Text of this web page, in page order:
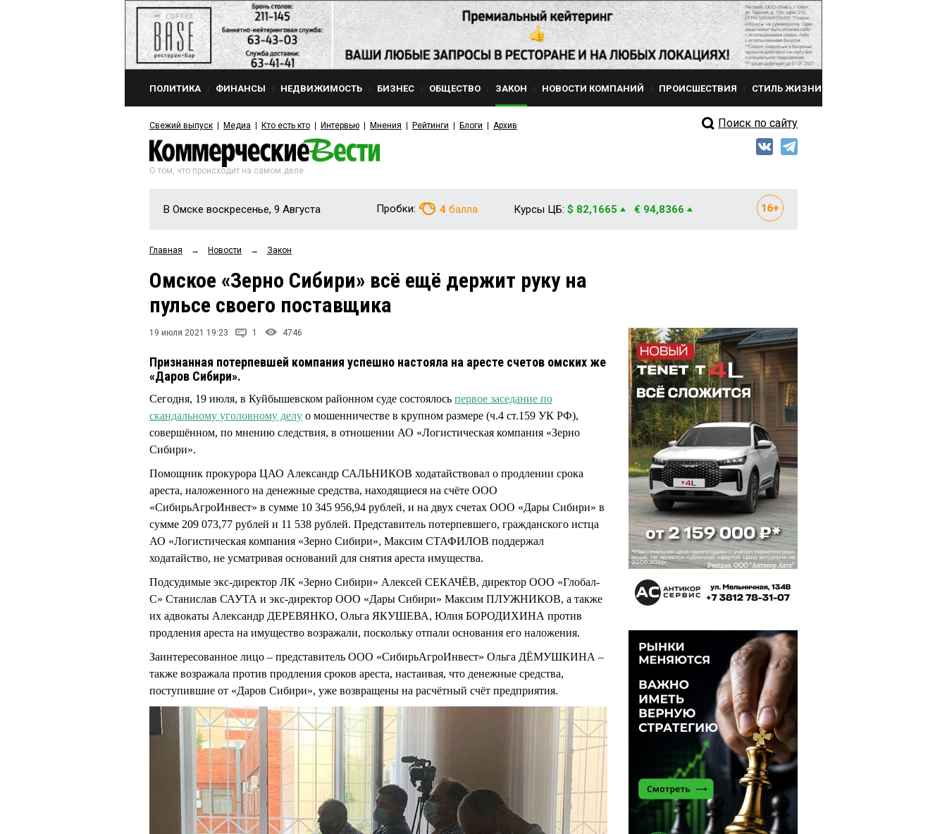
ПОЛИТИКА ФИНАНСЫ НЕДВИЖИМОСТЬ БИЗНЕС ОБЩЕСТВО ЗАКОН НОВОСТИ КОМПАНИЙ ПРОИСШЕСТВИЯ СТИЛЬ ЖИЗНИ
Свежий выпуск Медиа Кто есть кто Интервью Мнения Рейтинги Блоги Архив Поиск по сайту
О том, что происходит на самом деле
В Омске воскресенье, 9 Августа Пробки: 4 балла Курсы ЦБ: $ 82,1665 € 94,8366
Главная → Новости → Закон
Омское «Зерно Сибири» всё ещё держит руку на
пульсе своего поставщика
19 июля 2021 19:23 1 4746
Признанная потерпевшей компания успешно настояла на аресте счетов омских же
«Даров Сибири».
Сегодня, 19 июля, в Куйбышевском районном суде состоялось первое заседание по
скандальному уголовному делу о мошенничестве в крупном размере (ч.4 ст.159 УК РФ),
совершённом, по мнению следствия, в отношении АО «Логистическая компания «Зерно
Сибири».
Помощник прокурора ЦАО Александр САЛЬНИКОВ ходатайствовал о продлении срока
ареста, наложенного на денежные средства, находящиеся на счёте ООО
«СибирьАгроИнвест» в сумме 10 345 956,94 рублей, и на двух счетах ООО «Дары Сибири» в
сумме 209 073,77 рублей и 11 538 рублей. Представитель потерпевшего, гражданского истца
АО «Логистическая компания «Зерно Сибири», Максим СТАФИЛОВ поддержал
ходатайство, не усматривая оснований для снятия ареста имущества.
Подсудимые экс-директор ЛК «Зерно Сибири» Алексей СЕКАЧЁВ, директор ООО «Глобал-
С» Станислав САУТА и экс-директор ООО «Дары Сибири» Максим ПЛУЖНИКОВ, а также
их адвокаты Александр ДЕРЕВЯНКО, Ольга ЯКУШЕВА, Юлия БОРОДИХИНА против
продления ареста на имущество возражали, поскольку отпали основания его наложения.
Заинтересованное лицо – представитель ООО «СибирьАгроИнвест» Ольга ДЁМУШКИНА –
также возражала против продления сроков ареста, настаивая, что денежные средства,
поступившие от «Даров Сибири», уже возвращены на расчётный счёт предприятия.